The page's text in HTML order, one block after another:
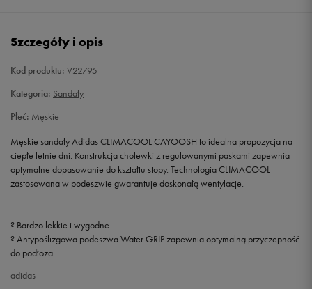
42 2/3 27 cm
45 1/3 29 cm Powiadom o dostępności
31 cm
Szczegóły i opis
Kod produktu: V22795
Kategoria: Sandały
Płeć: Męskie
Męskie sandały Adidas CLIMACOOL CAYOOSH to idealna propozycja na
ciepłe letnie dni. Konstrukcja cholewki z regulowanymi paskami zapewnia
optymalne dopasowanie do kształtu stopy. Technologia CLIMACOOL
zastosowana w podeszwie gwarantuje doskonałą wentylacje.
? Bardzo lekkie i wygodne.
? Antypoślizgowa podeszwa Water GRIP zapewnia optymalną przyczepność
do podłoża.
adidas